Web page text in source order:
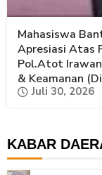
Mahasiswa
Apresiasi Atas
Pol.Atot
& Keamanan
Juli 30, 2026
KABAR